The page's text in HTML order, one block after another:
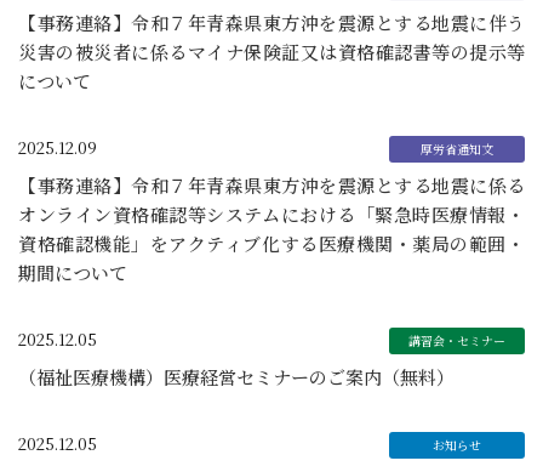
【事務連絡】令和７年青森県東方沖を震源とする地震に伴う
災害の被災者に係るマイナ保険証又は資格確認書等の提示等
について
2025.12.09
【事務連絡】令和７年青森県東方沖を震源とする地震に係る
オンライン資格確認等システムにおける「緊急時医療情報・
資格確認機能」をアクティブ化する医療機関・薬局の範囲・
期間について
2025.12.05
（福祉医療機構）医療経営セミナーのご案内（無料）
2025.12.05